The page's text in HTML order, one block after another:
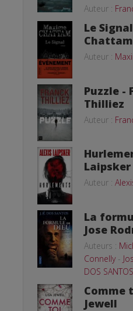
Auteur :
Le
Chattam
Auteur :
Puzzle -
Thilliez
Auteur :
Laipsker
Auteur :
La
Jose
Auteurs :
Connelly-
DOS SANTOS
Comme
Jewell